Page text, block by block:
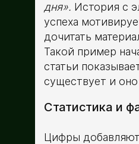
дня». История с
успеха
дочитать
Такой пример
статьи
существует и
Статистика и
Цифры добавляют